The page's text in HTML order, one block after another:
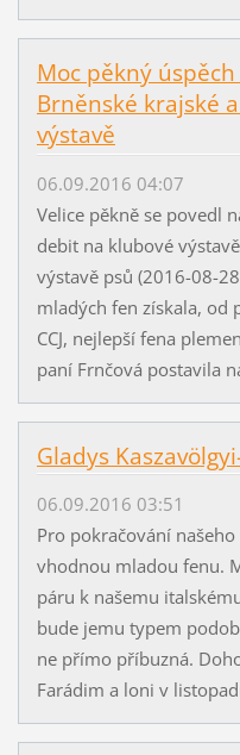
Moc pěkný
Brněnské krajské
výstavě
06.09.2016 04:07
Velice pěkně se povedl
debit na klubové
výstavě psů (2016-08-
mladých fen získala, od
CCJ, nejlepší fena
paní Frnčová postavila
Gladys
06.09.2016 03:51
Pro pokračování
vhodnou mladou fenu.
páru k našemu
bude jemu typem
ne přímo příbuzná.
Farádim a loni v